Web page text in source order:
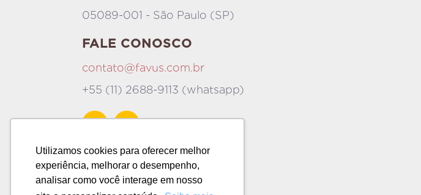
Utilizamos cookies para oferecer melhor
experiência, melhorar o desempenho,
analisar como você interage em nosso
05089-001 - São Paulo (SP)
FALE CONOSCO
contato@favus.com.br
+55 (11) 2688-9113 (whatsapp)